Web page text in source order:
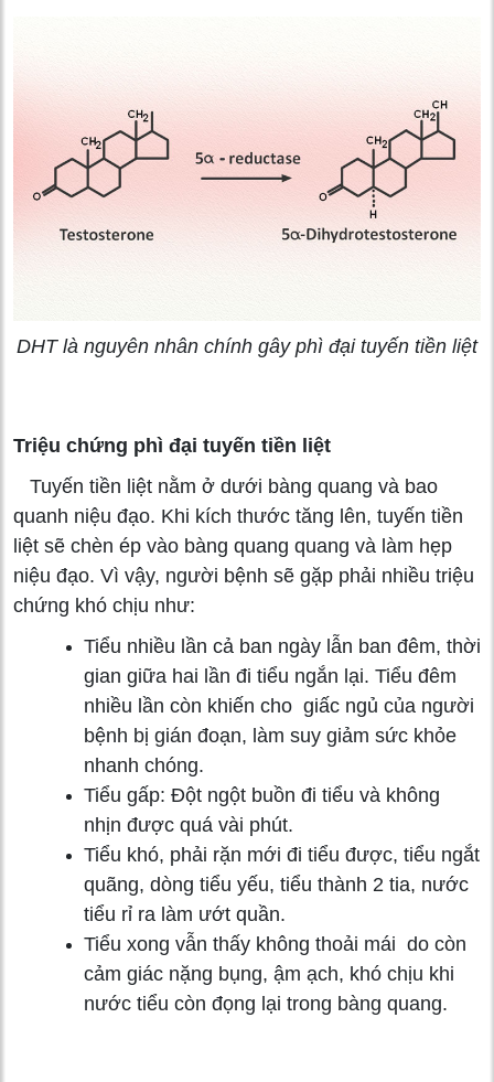
DHT là nguyên nhân chính gây phì đại tuyến tiền liệt
Triệu chứng phì đại tuyến tiền liệt
Tuyến tiền liệt nằm ở dưới bàng quang và bao
quanh niệu đạo. Khi kích thước tăng lên, tuyến tiền
liệt sẽ chèn ép vào bàng quang quang và làm hẹp
niệu đạo. Vì vậy, người bệnh sẽ gặp phải nhiều triệu
chứng khó chịu như:
Tiểu nhiều lần cả ban ngày lẫn ban đêm, thời
gian giữa hai lần đi tiểu ngắn lại. Tiểu đêm
nhiều lần còn khiến cho giấc ngủ của người
bệnh bị gián đoạn, làm suy giảm sức khỏe
nhanh chóng.
Tiểu gấp: Đột ngột buồn đi tiểu và không
nhịn được quá vài phút.
Tiểu khó, phải rặn mới đi tiểu được, tiểu ngắt
quãng, dòng tiểu yếu, tiểu thành 2 tia, nước
tiểu rỉ ra làm ướt quần.
Tiểu xong vẫn thấy không thoải mái do còn
cảm giác nặng bụng, ậm ạch, khó chịu khi
nước tiểu còn đọng lại trong bàng quang.